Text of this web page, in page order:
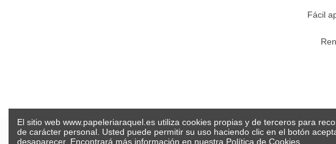
Fácil
El sitio web www.papeleriaraquel.es utiliza cookies propias y de terceros para
de carácter personal. Usted puede permitir su uso haciendo clic en el botón
desaparecer. Encontrará más información en nuestra Política de Cookies.